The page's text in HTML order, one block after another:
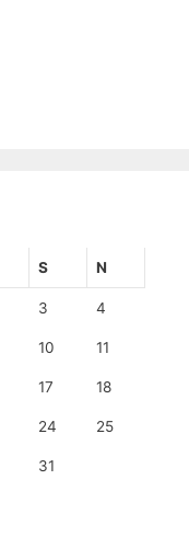
S N
3 4
10 11
17 18
24 25
31